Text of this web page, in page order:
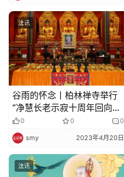
法讯
谷雨的怀念丨柏林禅寺举行
“净慧长老示寂十周年回向法
会”
0 0 0
smy 2023年4月20日
法讯